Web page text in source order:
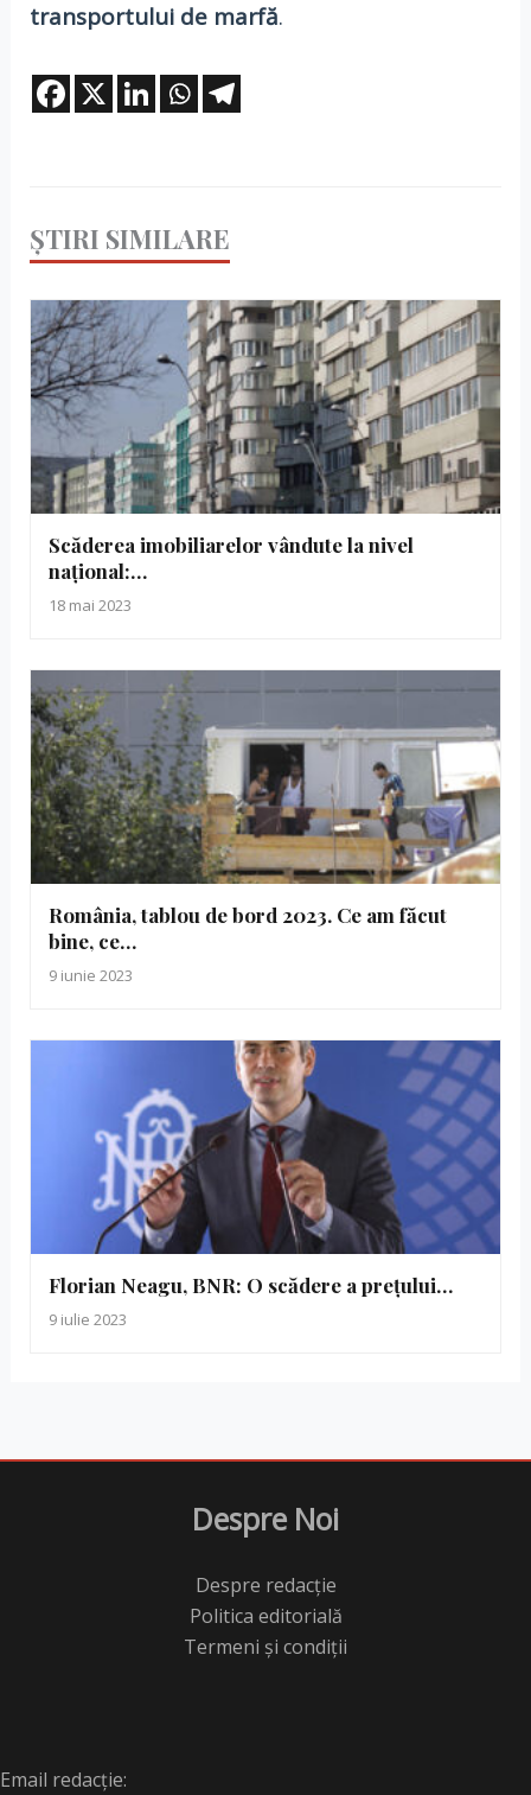
transportului de marfă.
ȘTIRI SIMILARE
Scăderea imobiliarelor vândute la nivel
național:…
18 mai 2023
România, tablou de bord 2023. Ce am făcut
bine, ce…
9 iunie 2023
Florian Neagu, BNR: O scădere a prețului…
9 iulie 2023
Despre Noi
Despre redacție
Politica editorială
Termeni și condiții
Email redacție: